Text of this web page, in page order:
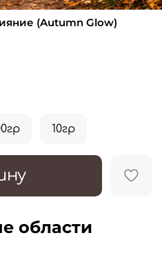
(Autumn Glow)
10гр
области